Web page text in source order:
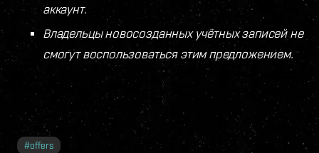
аккаунт.
Владельцы новосозданных учётных записей не
смогут воспользоваться этим предложением.
#offers